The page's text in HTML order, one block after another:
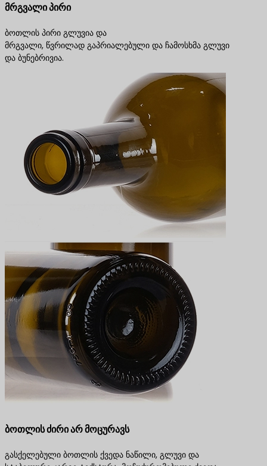
მრგვალი პირი
ბოთლის პირი გლუვია და
მრგვალი, წვრილად გაპრიალებული და ჩამოსხმა გლუვი
და ბუნებრივია.
ბოთლის ძირი არ მოცურავს
გასქელებული ბოთლის ქვედა ნაწილი, გლუვი და